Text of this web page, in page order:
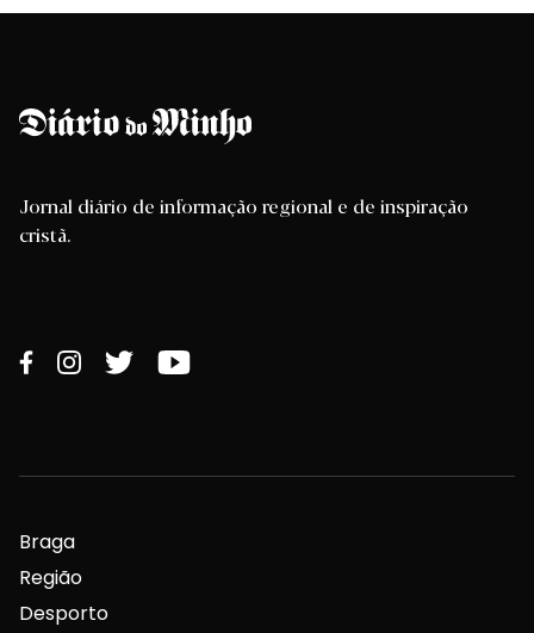
Jornal diário de informação regional e de inspiração
cristã.
Braga
Região
Desporto